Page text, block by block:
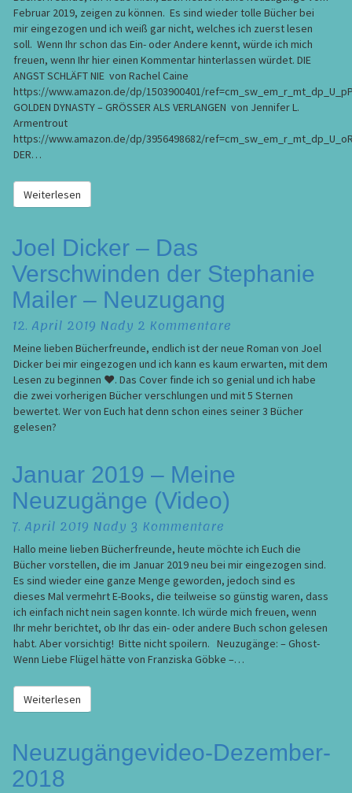
Februar 2019, zeigen zu können. Es sind wieder tolle Bücher bei
mir eingezogen und ich weiß gar nicht, welches ich zuerst lesen
soll. Wenn Ihr schon das Ein- oder Andere kennt, würde ich mich
freuen, wenn Ihr hier einen Kommentar hinterlassen würdet. DIE
ANGST SCHLÄFT NIE von Rachel Caine
https://www.amazon.de/dp/1503900401/
GOLDEN DYNASTY – GRÖSSER ALS VERLANGEN von Jennifer L.
Armentrout
https://www.amazon.de/dp/3956498682/
DER…
Weiterlesen
Joel
Dicker
–
Das
Verschwinden
der
Stephanie
Mailer
–
Neuzugang
Joel Dicker – Das
Verschwinden der Stephanie
Mailer – Neuzugang
12. April 2019 Nady Kommentare
2 Kommentare
Meine lieben Bücherfreunde, endlich ist der neue Roman von Joel
Dicker bei mir eingezogen und ich kann es kaum erwarten, mit dem
Lesen zu beginnen ♥.⁣ Das Cover finde ich so genial und ich habe
die zwei vorherigen Bücher verschlungen und mit 5 Sternen
bewertet.⁣ Wer von Euch hat denn schon eines seiner 3 Bücher
gelesen?⁣
Januar
2019
–
Neuzugänge
(Video)
Januar 2019 – Meine
Neuzugänge (Video)
7. April 2019 Nady Kommentare
3 Kommentare
Hallo meine lieben Bücherfreunde, heute möchte ich Euch die
Bücher vorstellen, die im Januar 2019 neu bei mir eingezogen sind.
Es sind wieder eine ganze Menge geworden, jedoch sind es
dieses Mal vermehrt E-Books, die teilweise so günstig waren, dass
ich einfach nicht nein sagen konnte. Ich würde mich freuen, wenn
Ihr mehr berichtet, ob Ihr das ein- oder andere Buch schon gelesen
habt. Aber vorsichtig! Bitte nicht spoilern. Neuzugänge: – Ghost-
Wenn Liebe Flügel hätte von Franziska Göbke –…
Weiterlesen
Neuzugängevideo-
Dezember-
2018
Neuzugängevideo-Dezember-
2018